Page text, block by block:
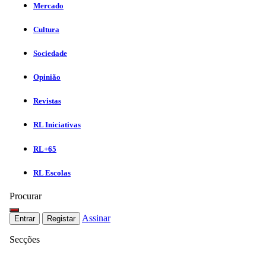
Mercado
Cultura
Sociedade
Opinião
Revistas
RL Iniciativas
RL+65
RL Escolas
Procurar
Entrar Registar Assinar
Secções